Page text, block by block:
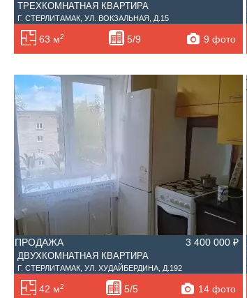
ТРЕХКОМНАТНАЯ КВАРТИРА
Г. СТЕРЛИТАМАК, УЛ. ВОКЗАЛЬНАЯ, Д.15
63 м2 5/9 9 фото
ПРОДАЖА 3 400 000 ₽
ДВУХКОМНАТНАЯ КВАРТИРА
Г. СТЕРЛИТАМАК, УЛ. ХУДАЙБЕРДИНА, Д.192
42 м2 5/5 14 фото